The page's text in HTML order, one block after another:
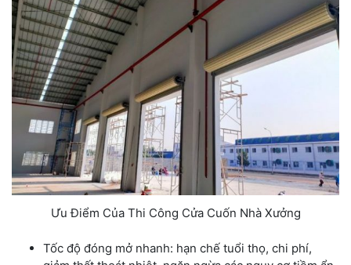
Ưu Điểm Của Thi Công Cửa Cuốn Nhà Xưởng
Tốc độ đóng mở nhanh: hạn chế tuổi thọ, chi phí,